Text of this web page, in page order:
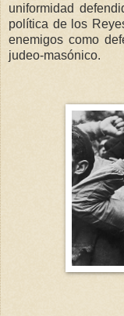
uniformidad
política de los
enemigos como
judeo-masónico.